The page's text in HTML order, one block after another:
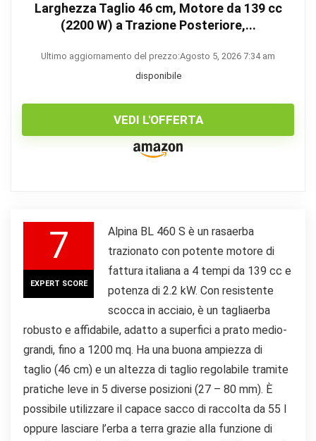
Larghezza Taglio 46 cm, Motore da 139 cc
(2200 W) a Trazione Posteriore,...
Ultimo aggiornamento del prezzo:Agosto 5, 2026 7:34 am
disponibile
VEDI L'OFFERTA
7
EXPERT SCORE
Alpina BL 460 S è un rasaerba
trazionato con potente motore di
fattura italiana a 4 tempi da 139 cc e
potenza di 2.2 kW. Con resistente
scocca in acciaio, è un tagliaerba
robusto e affidabile, adatto a superfici a prato medio-
grandi, fino a 1200 mq. Ha una buona ampiezza di
taglio (46 cm) e un altezza di taglio regolabile tramite
pratiche leve in 5 diverse posizioni (27 – 80 mm). È
possibile utilizzare il capace sacco di raccolta da 55 l
oppure lasciare l’erba a terra grazie alla funzione di